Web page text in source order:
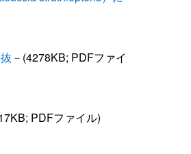
－ (4278KB; PDFファイ
PDFファイル)